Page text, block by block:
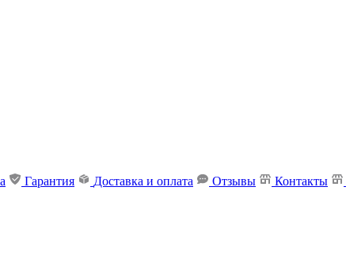
Гарантия Доставка и оплата Отзывы Контакты